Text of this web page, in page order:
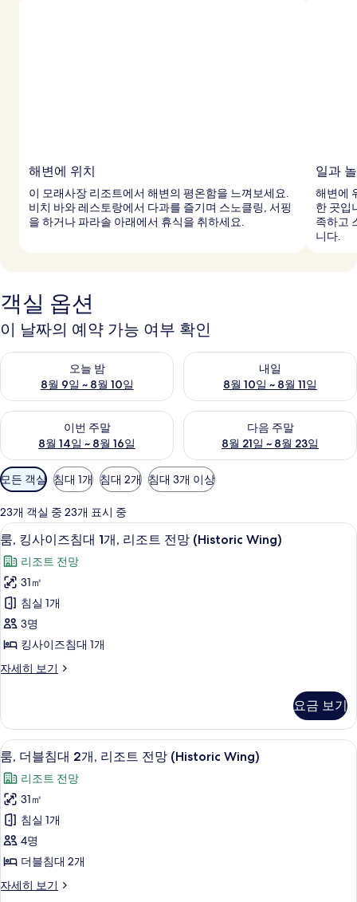
해변에 위치
이 모래사장 리조트에서 해변의 평온함을 느껴보세요.
비치 바와 레스토랑에서 다과를 즐기며 스노클링, 서핑
을 하거나 파라솔 아래에서 휴식을 취하세요.
일과
해변에
한 곳입
족하고
니다.
객실 옵션
이 날짜의 예약 가능 여부 확인
오늘 밤
8월 9일 ~ 8월 10일
오늘 밤 예약 가능 여부 확인, 8월 9일 ~ 8월 10일
내일
8월 10일 ~ 8월 11일
내일 예약 가능 여부 확인, 8월
이번 주말
8월 14일 ~ 8월 16일
이번 주말 예약 가능 여부 확인, 8월 14일 ~ 8월 16일
다음 주말
8월 21일 ~ 8월 23일
다음 주말 예약 가능 여부 확인
객
실
에
사
용
가
능
한
필
터
모든 객실 침대 1개 침대 2개 침대 3개 이상
23개 객실 중 23개 표시 중
룸,
킹
사
이
즈
침
1
리
조
트
전
망
(Historic
Wing)
사
진
룸, 킹사이즈침대 1개, 리조트 전망
4
룸, 킹사이즈침대 1개, 리조트 전망 (Historic Wing)
리조트 전망
31㎡
침실 1개
3명
킹사이즈침대 1개
자세히 보기
룸,
즈
침
대
1
개,
리
조
트
전
망
(Historic
Wing)
요금 보기
룸,
더
블
침
대
2
개,
리
룸, 더블침대 2개, 리조트 전망
4
룸, 더블침대 2개, 리조트 전망 (Historic Wing)
리조트 전망
31㎡
침실 1개
4명
더블침대 2개
자세히 보기
룸,